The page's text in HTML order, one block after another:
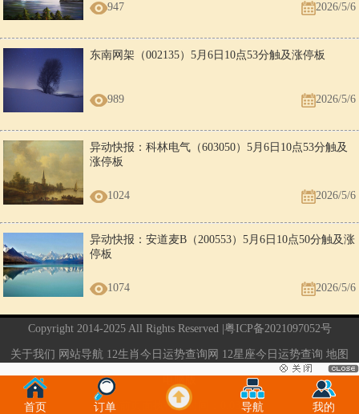
947 2026/5/6
东南网架（002135）5月6日10点53分触及涨停板
989 2026/5/6
异动快报：科林电气（603050）5月6日10点53分触及
涨停板
1024 2026/5/6
异动快报：安道麦B（200553）5月6日10点50分触及涨
停板
1074 2026/5/6
Copyright 2014-2025 All Rights Reserved | 粤ICP备2021097052号
关于我们 网站导航 12生肖今日运势查询网 12星座今日运势查询 地图
当前页面执行的时间：0.03秒
首页 订单 导航 我的